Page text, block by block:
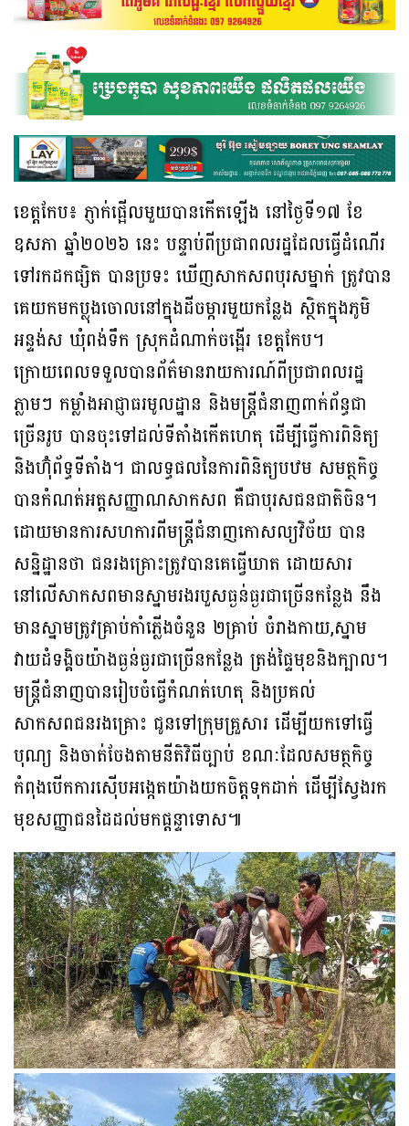
ខេត្តកែប៖ ភ្ញាក់ផ្អើលមួយបានកើតឡើង នៅថ្ងៃទី១៧ ខែ
ឧសភា ឆ្នាំ២០២៦ នេះ បន្ទាប់ពីប្រជាពលរដ្ឋដែលធ្វើដំណើរ
ទៅរកដកផ្សិត បានប្រទះ ឃើញសាកសពបុរសម្នាក់ ត្រូវបាន
គេយកមកប្លុងចោលនៅក្នុងដីចម្ការមួយកន្លែង ស្ថិតក្នុងភូមិ
អន្ទង់ស ឃុំពង់ទឹក ស្រុកដំណាក់ចង្អើរ ខេត្តកែប។
ក្រោយពេលទទួលបានព័ត៌មានរាយការណ៍ពីប្រជាពលរដ្ឋ
ភ្លាមៗ កម្លាំងអាជ្ញាធរមូលដ្ឋាន និងមន្ត្រីជំនាញពាក់ព័ន្ធជា
ច្រើនរូប បានចុះទៅដល់ទីតាំងកើតហេតុ ដើម្បីធ្វើការពិនិត្យ
និងហ៊ុំព័ទ្ធទីតាំង។ ជាលទ្ធផលនៃការពិនិត្យបឋម សមត្ថកិច្ច
បានកំណត់អត្តសញ្ញាណសាកសព គឺជាបុរសជនជាតិចិន។
ដោយមានការសហការពីមន្ត្រីជំនាញកោសល្យវិច័យ បាន
សន្និដ្ឋានថា ជនរងគ្រោះត្រូវបានគេធ្វើឃាត ដោយសារ
នៅលើសាកសពមានស្នាមរងរបួសធ្ងន់ធ្ងរជាច្រើនកន្លែង នឹង
មានស្នាមត្រូវគ្រាប់កាំភ្លើងចំនួន ២គ្រាប់ ចំរាងកាយ,ស្នាម
វាយដំទង្គិចយ៉ាងធ្ងន់ធ្ងរជាច្រើនកន្លែង ត្រង់ផ្ទៃមុខនិងក្បាល។
មន្ត្រីជំនាញបានរៀបចំធ្វើកំណត់ហេតុ និងប្រគល់
សាកសពជនរងគ្រោះ ជូនទៅក្រុមគ្រួសារ ដើម្បីយកទៅធ្វើ
បុណ្យ និងចាត់ចែងតាមនីតិវិធីច្បាប់ ខណៈដែលសមត្ថកិច្ច
កំពុងបើកការស៊ើបអង្កេតយ៉ាងយកចិត្តទុកដាក់ ដើម្បីស្វែងរក
មុខសញ្ញាជនដៃដល់មកផ្តន្ទាទោស៕